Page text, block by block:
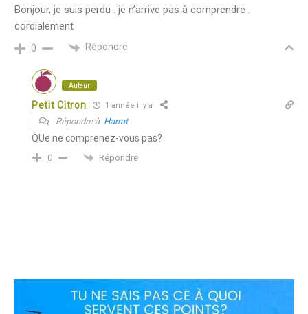
Bonjour, je suis perdu . je n’arrive pas à comprendre .
cordialement
0 Répondre
Auteur
Petit Citron 1 année il y a
Répondre à Harrat
QUe ne comprenez-vous pas?
0 Répondre